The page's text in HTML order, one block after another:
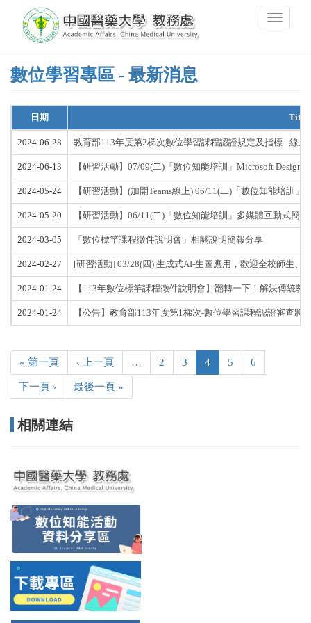
content
Toggle
數位學習專區 - 最新消息
日期 Title
2024-06-28 教育部113年度第2梯次數位學習課程認證規定及指標 - 線
2024-06-13 【研習活動】07/09(二)「數位知能培訓」Microsoft
2024-05-24 【研習活動】(加開Teams線上) 06/11(二)「數位知能培訓
2024-05-20 【研習活動】06/11(二)「數位知能培訓」多媒體互動式簡
2024-03-05 「數位標竿課程徵件說明會」相關說明簡報分享
2024-02-27 [研習活動] 03/28(四) 生成式AI-生圖應用，歡迎全校師生、
2024-01-24 【113年數位標竿課程徵件說明會】翻轉一下！解決傳統
2024-01-24 【公告】教育部113年度第1梯次-數位學習課程認證審查
« 第一頁 ‹ 上一頁 … 2 3 4 5 6
下一頁 › 最後一頁 »
相關連結